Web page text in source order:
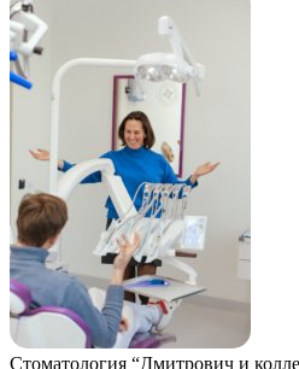
Стоматология “Дмитрович и